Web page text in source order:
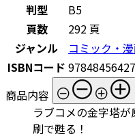
判型
B5
頁数
292 頁
ジャンル
コミック・
ISBNコード
商品内容
ラブコメの金字塔
刷で甦る！